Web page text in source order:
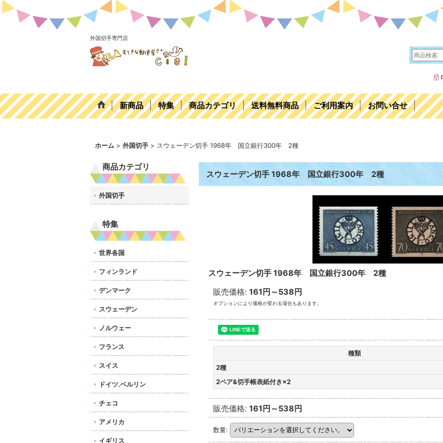
外国切手専門店
新商品 特集 商品カテゴリ 送料無料商品 ご利用案内 お問い合せ
ホーム > 外国切手 > スウェーデン切手 1968年 国立銀行300年 2種
商品カテゴリ
外国切手
特集
世界各国
フィンランド
デンマーク
スウェーデン
ノルウェー
フランス
スイス
ドイツ.ベルリン
チェコ
アメリカ
イギリス
スウェーデン切手 1968年 国立銀行300年 2種
スウェーデン切手 1968年 国立銀行300年 2種
販売価格: 161円～538円
オプションにより価格が変わる場合もあります。
種類
2種
2ペア&切手帳表紙付き×2
販売価格: 161円～538円
数量: